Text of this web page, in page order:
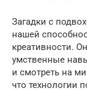
Загадки с
нашей
креативности.
умственные
и смотреть на
что технологии